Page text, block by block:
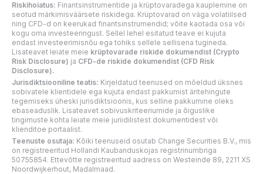
Riskihoiatus: Finantsinstrumentide ja krüptovaradega kauplemine on
seotud märkimisväärsete riskidega. Krüptovarad on väga volatiilsed
ning CFD-d on keerukad finantsinstrumendid; võite kaotada osa või
kogu oma investeeringust. Sellel lehel esitatud teave ei kujuta
endast investeerimisnõu ega tohiks sellele sellisena tugineda.
Lisateavet leiate meie krüptovarade riskide dokumendist (Crypto
Risk Disclosure) ja CFD-de riskide dokumendist (CFD Risk
Disclosure).
Jurisdiktsiooniline teatis: Kirjeldatud teenused on mõeldud üksnes
sobivatele klientidele ega kujuta endast pakkumist äritehingute
tegemiseks üheski jurisdiktsioonis, kus selline pakkumine oleks
ebaseaduslik. Lisateavet sobivuskriteeriumide ja õiguslike
tingimuste kohta leiate meie juriidilistest dokumentidest või
klienditoe portaalist.
Teenuste osutaja: Kõiki teenuseid osutab Change Securities B.V., mis
on registreeritud Hollandi Kaubanduskojas registrinumbriga
50755854. Ettevõtte registreeritud aadress on Westeinde 89, 2211 XS
Noordwijkerhout, Madalmaad.